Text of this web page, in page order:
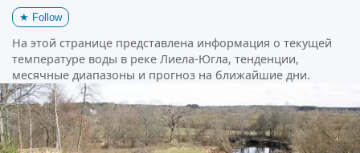
★ Follow
На этой странице представлена информация о текущей
температуре воды в реке Лиела-Югла, тенденции,
месячные диапазоны и прогноз на ближайшие дни.